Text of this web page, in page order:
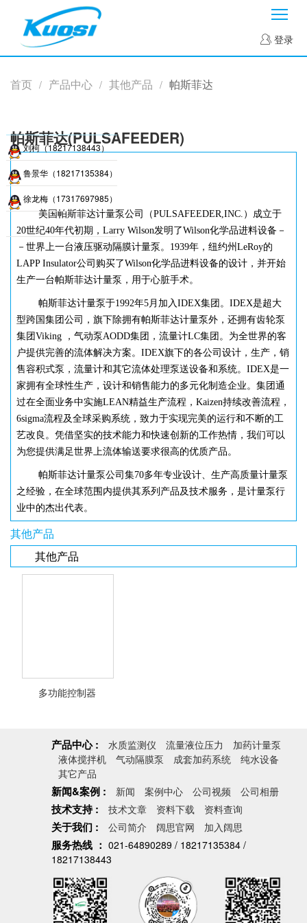
登录
首页 / 产品中心 / 其他产品 / 帕斯菲达
帕斯菲达(PULSAFEEDER)
美国帕斯菲达计量泵公司（PULSAFEEDER,INC.）成立于
20世纪40年代初期，Larry Wilson发明了Wilson化学品进料设备－
－世界上一台液压驱动隔膜计量泵。1939年，纽约州LeRoy的
LAPP Insulator公司购买了Wilson化学品进料设备的设计，并开始
生产一台帕斯菲达计量泵，用于心脏手术。
帕斯菲达计量泵于1992年5月加入IDEX集团。IDEX是超大
型跨国集团公司，旗下除拥有帕斯菲达计量泵外，还拥有齿轮泵
集团Viking ，气动泵AODD集团，流量计LC集团。为全世界的客
户提供完善的流体解决方案。IDEX旗下的各公司设计，生产，销
售容积式泵，流量计和其它流体处理泵送设备和系统。IDEX是一
家拥有全球性生产，设计和销售能力的多元化制造企业。集团通
过在全面业务中实施LEAN精益生产流程，Kaizen持续改善流程，
6sigma流程及全球采购系统，致力于实现完美的运行和不断的工
艺改良。凭借坚实的技术能力和快速创新的工作热情，我们可以
为您提供满足世界上流体输送要求很高的优质产品。
帕斯菲达计量泵公司集70多年专业设计、生产高质量计量泵
之经验，在全球范围内提供其系列产品及技术服务，是计量泵行
业中的杰出代表。
其他产品
其他产品
<查看详情>
多功能控制器
产品中心 : 水质监测仪 流量液位压力
加药计量泵
液体搅拌机
气动隔膜泵 成套加药系统
纯水设备
其它产品
新闻&案例 : 新闻 案例中心 公司视频 公司相册
技术支持 : 技术文章 资料下载 资料查询
关于我们 : 公司简介 阔思官网 加入阔思
服务热线 ： 021-64890289 / 18217135384 /
18217138443
刘柯（18217138443）
鲁景华（18217135384）
徐龙梅（17317697985）